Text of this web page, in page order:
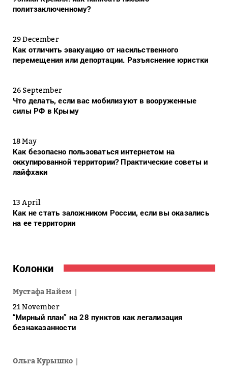
политзаключенному?
29 December
Как отличить эвакуацию от насильственного
перемещения или депортации. Разъяснение юристки
26 September
Что делать, если вас мобилизуют в вооруженные
силы РФ в Крыму
18 May
Как безопасно пользоваться интернетом на
оккупированной территории? Практические советы и
лайфхаки
13 April
Как не стать заложником России, если вы оказались
на ее территории
Колонки
Мустафа Найем
21 November
“Мирный план” на 28 пунктов как легализация
безнаказанности
Ольга Курышко